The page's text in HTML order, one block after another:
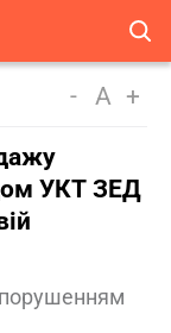
- A +
УКТ ЗЕД